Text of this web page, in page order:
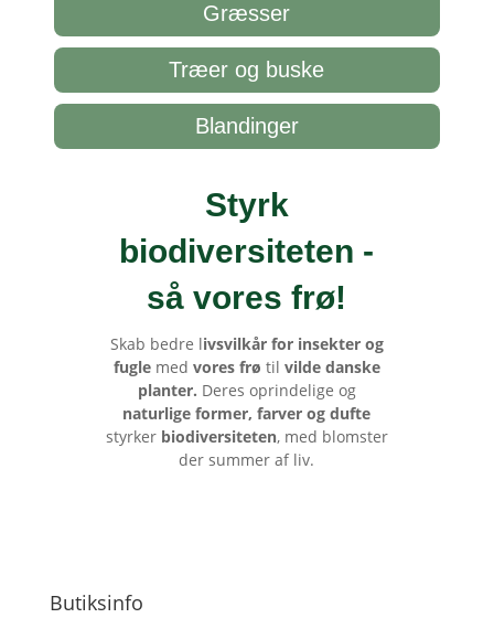
Græsser
Træer og buske
Blandinger
Styrk
biodiversiteten -
så vores frø!
Skab bedre livsvilkår for insekter og
fuglemed vores frø til vilde danske
planter. Deres oprindelige og
naturlige former, farver og dufte
styrker biodiversiteten, med blomster
der summer af liv.
Butiksinfo